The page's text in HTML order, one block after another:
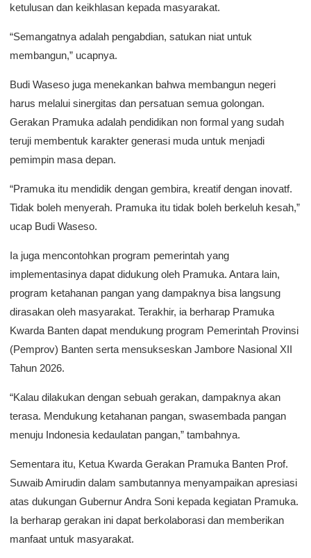
ketulusan dan keikhlasan kepada masyarakat.
“Semangatnya adalah pengabdian, satukan niat untuk
membangun,” ucapnya.
Budi Waseso juga menekankan bahwa membangun negeri
harus melalui sinergitas dan persatuan semua golongan.
Gerakan Pramuka adalah pendidikan non formal yang sudah
teruji membentuk karakter generasi muda untuk menjadi
pemimpin masa depan.
“Pramuka itu mendidik dengan gembira, kreatif dengan inovatf.
Tidak boleh menyerah. Pramuka itu tidak boleh berkeluh kesah,”
ucap Budi Waseso.
Ia juga mencontohkan program pemerintah yang
implementasinya dapat didukung oleh Pramuka. Antara lain,
program ketahanan pangan yang dampaknya bisa langsung
dirasakan oleh masyarakat. Terakhir, ia berharap Pramuka
Kwarda Banten dapat mendukung program Pemerintah Provinsi
(Pemprov) Banten serta mensukseskan Jambore Nasional XII
Tahun 2026.
“Kalau dilakukan dengan sebuah gerakan, dampaknya akan
terasa. Mendukung ketahanan pangan, swasembada pangan
menuju Indonesia kedaulatan pangan,” tambahnya.
Sementara itu, Ketua Kwarda Gerakan Pramuka Banten Prof.
Suwaib Amirudin dalam sambutannya menyampaikan apresiasi
atas dukungan Gubernur Andra Soni kepada kegiatan Pramuka.
Ia berharap gerakan ini dapat berkolaborasi dan memberikan
manfaat untuk masyarakat.